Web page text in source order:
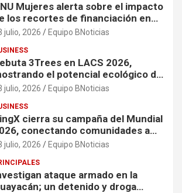
Mujeres alerta sobre el impacto
los recortes de financiación en
que apoyan a
julio, 2026 Equipo BNoticias
3Trees en LACS 2026,
el potencial ecológico de
en América
julio, 2026 Equipo BNoticias
cierra su campaña del Mundial
conectando comunidades a
de experiencias exclusivas
julio, 2026 Equipo BNoticias
ataque armado en la
un detenido y droga